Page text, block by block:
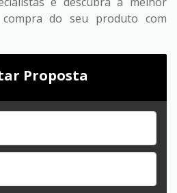
do seu produto com
Proposta